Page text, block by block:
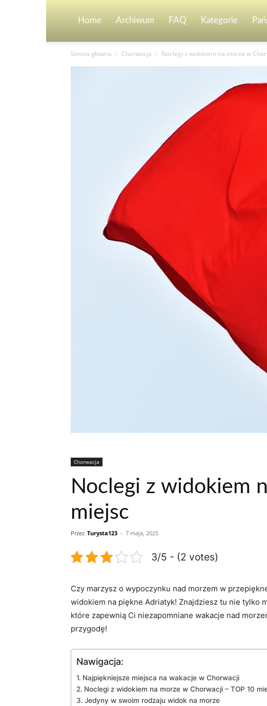
Home Archiwum FAQ Kategorie
Strona główna Chorwacja Noclegi z widokiem na morze w
Chorwacja
Noclegi z widokiem
miejsc
Przez Turysta123 - 7 maja, 2025
3/5 - (2 votes)
Czy marzysz o ⁢wypoczynku nad morzem w
widokiem na piękne Adriatyk! ‍Znajdziesz ⁤tu nie tylko
które zapewnią Ci ⁤niezapomniane wakacje nad
przygodę!
Nawigacja:
Najpiękniejsze miejsca na wakacje⁣ w ⁢Chorwacji
Noclegi⁤ z widokiem⁤ na ‍morze w Chorwacji – TOP 10
Jedyny ⁣w swoim rodzaju widok na morze